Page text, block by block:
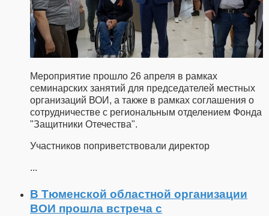
Мероприятие прошло 26 апреля в рамках
семинарских занятий для председателей местных
организаций ВОИ, а также в рамках соглашения о
сотрудничестве с региональным отделением Фонда
"Защитники Отечества".
Участников поприветствовали директор
...
В Тюменской областной организации
ВОИ прошла встреча с